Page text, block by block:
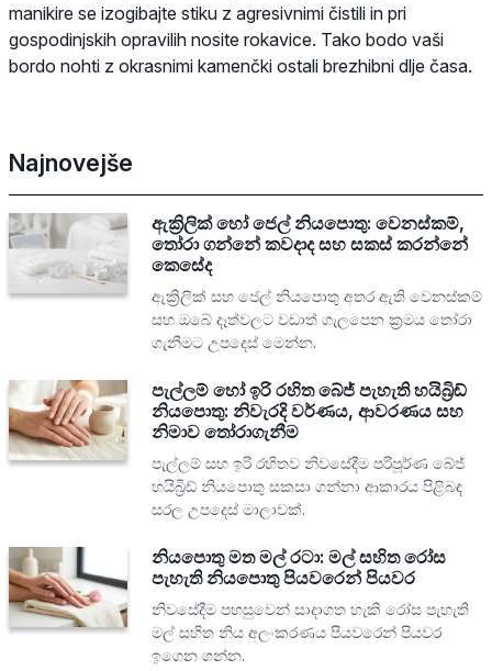
manikire se izogibajte stiku z agresivnimi čistili in pri
gospodinjskih opravilih nosite rokavice. Tako bodo vaši
bordo nohti z okrasnimi kamenčki ostali brezhibni dlje časa.
Najnovejše
ඇක්‍රිලික් හෝ ජෙල් නියපොතු: වෙනස්කම්,
තෝරා ගන්නේ කවදාද සහ සකස් කරන්නේ
කෙසේද
ඇක්‍රිලික් සහ ජෙල් නියපොතු අතර ඇති වෙනස්කම්
සහ ඔබේ දෑත්වලට වඩාත් ගැලපෙන ක්‍රමය තෝරා
ගැනීමට උපදෙස් මෙන්න.
පැල්ලම් හෝ ඉරි රහිත බේජ් පැහැති හයිබ්‍රිඩ්
නියපොතු: නිවැරදි වර්ණය, ආවරණය සහ
නිමාව තෝරාගැනීම
පැල්ලම් සහ ඉරි රහිතව නිවසේදීම පරිපූර්ණ බේජ්
හයිබ්‍රිඩ් නියපොතු සකසා ගන්නා ආකාරය පිළිබඳ
සරල උපදෙස් මාලාවක්.
නියපොතු මත මල් රටා: මල් සහිත රෝස
පැහැති නියපොතු පියවරෙන් පියවර
නිවසේදීම පහසුවෙන් සාදාගත හැකි රෝස පැහැති
මල් සහිත නිය අලංකරණය පියවරෙන් පියවර
ඉගෙන ගන්න.